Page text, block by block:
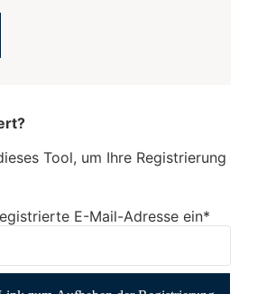
Tool, um Ihre Registrierung
E-Mail-Adresse ein*